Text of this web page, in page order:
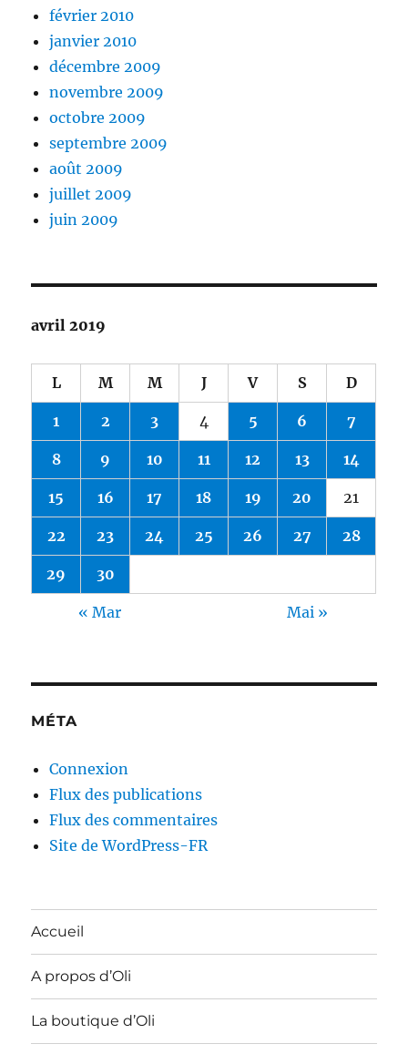
février 2010
janvier 2010
décembre 2009
novembre 2009
octobre 2009
septembre 2009
août 2009
juillet 2009
juin 2009
avril 2019
L M M J V S D
1 2 3 4 5 6 7
8 9 10 11 12 13 14
15 16 17 18 19 20 21
22 23 24 25 26 27 28
29 30
« Mar Mai »
MÉTA
Connexion
Flux des publications
Flux des commentaires
Site de WordPress-FR
Accueil
A propos d’Oli
La boutique d’Oli